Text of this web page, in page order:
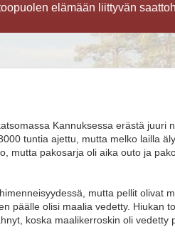
elämään liittyvän
Kannuksessa erästä juuri
tuntia ajettu, mutta melko lailla
mutta pakosarja oli aika outo ja
mutta pellit olivat
päälle olisi maalia vedetty. Hiukan
koska maalikerroskin oli vedetty